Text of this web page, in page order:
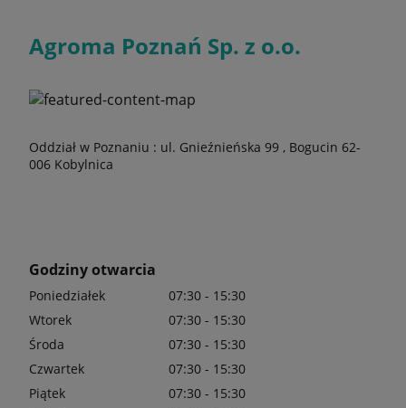
Agroma Poznań Sp. z o.o.
Oddział w Poznaniu : ul. Gnieźnieńska 99 , Bogucin 62-
006 Kobylnica
Godziny otwarcia
Poniedziałek
07:30 - 15:30
Wtorek
07:30 - 15:30
Środa
07:30 - 15:30
Czwartek
07:30 - 15:30
Piątek
07:30 - 15:30